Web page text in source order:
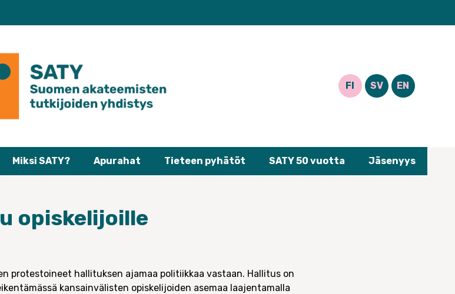
FI SV EN
Miksi SATY? Apurahat Tieteen pyhätöt SATY 50 vuotta Jäsenyys
opiskelijoille
protestoineet hallituksen ajamaa politiikkaa vastaan. Hallitus on
kansainvälisten opiskelijoiden asemaa laajentamalla